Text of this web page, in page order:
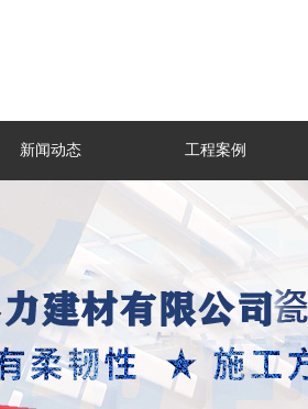
新闻动态 工程案例